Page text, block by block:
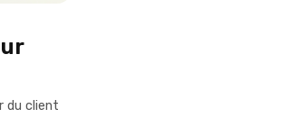
du client